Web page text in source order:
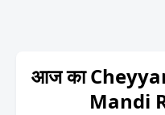
आज का
Mandi